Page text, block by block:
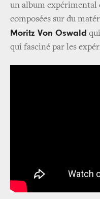
un album expérimental
composées sur du
Moritz Von Oswald
qui fasciné par les